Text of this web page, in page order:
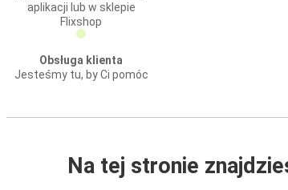
aplikacji lub w sklepie
Flixshop
Obsługa klienta
Jesteśmy tu, by Ci pomóc
Na tej stronie